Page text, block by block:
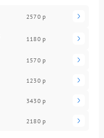
2570 р
1180 р
1570 р
1230 р
3430 р
2180 р